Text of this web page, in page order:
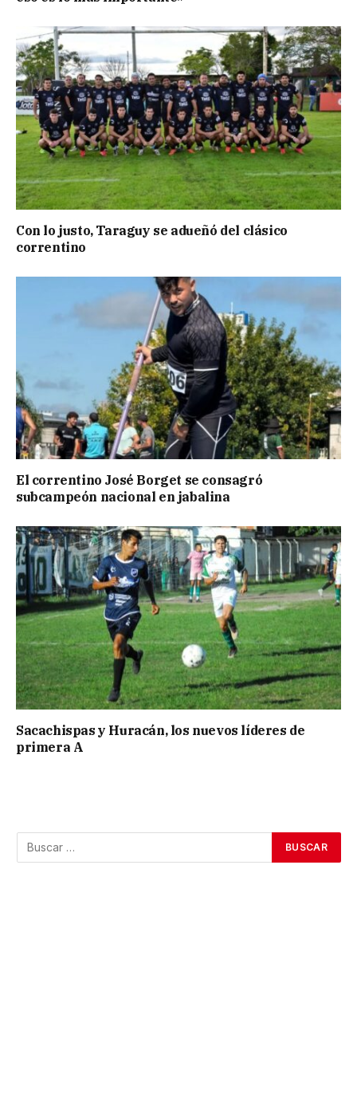
Con lo justo, Taraguy se adueñó del clásico
correntino
El correntino José Borget se consagró
subcampeón nacional en jabalina
Sacachispas y Huracán, los nuevos líderes de
primera A